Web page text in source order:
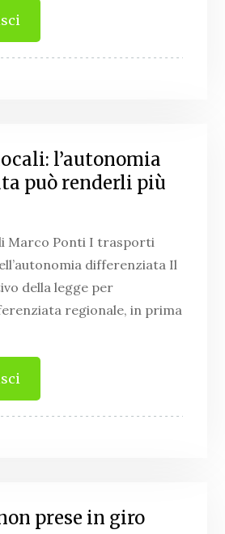
l’autonomia
può renderli più
Marco Ponti I trasporti
differenziata Il
della legge per
regionale, in prima
prese in giro